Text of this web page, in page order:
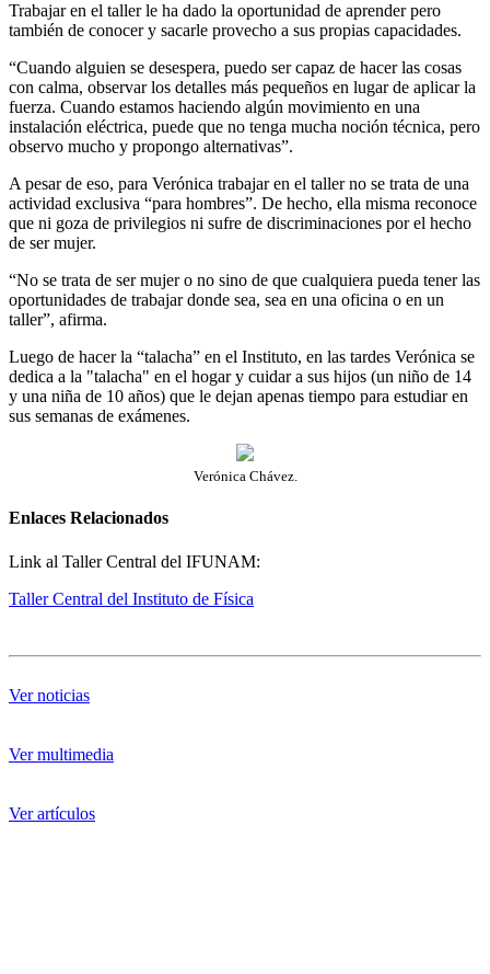
Trabajar en el taller le ha dado la oportunidad de aprender pero
también de conocer y sacarle provecho a sus propias capacidades.
“Cuando alguien se desespera, puedo ser capaz de hacer las cosas
con calma, observar los detalles más pequeños en lugar de aplicar la
fuerza. Cuando estamos haciendo algún movimiento en una
instalación eléctrica, puede que no tenga mucha noción técnica, pero
observo mucho y propongo alternativas”.
A pesar de eso, para Verónica trabajar en el taller no se trata de una
actividad exclusiva “para hombres”. De hecho, ella misma reconoce
que ni goza de privilegios ni sufre de discriminaciones por el hecho
de ser mujer.
“No se trata de ser mujer o no sino de que cualquiera pueda tener las
oportunidades de trabajar donde sea, sea en una oficina o en un
taller”, afirma.
Luego de hacer la “talacha” en el Instituto, en las tardes Verónica se
dedica a la "talacha" en el hogar y cuidar a sus hijos (un niño de 14
y una niña de 10 años) que le dejan apenas tiempo para estudiar en
sus semanas de exámenes.
Verónica Chávez.
Enlaces Relacionados
Link al Taller Central del IFUNAM:
Taller Central del Instituto de Física
Ver noticias
Ver multimedia
Ver artículos